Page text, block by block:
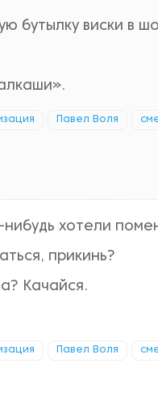
бутылку виски в
Павел Воля
хотели
прикинь?
Качайся.
Павел Воля